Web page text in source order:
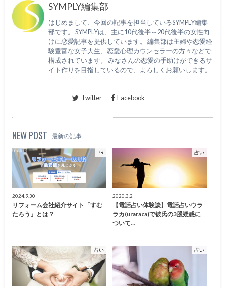
SYMPLY編集部
はじめまして、今回の記事を担当しているSYMPLY編集
部です。 SYMPLYは、主に10代後半～20代後半の女性向
けに恋愛記事を提供しています。 編集部は主婦や恋愛経
験豊富な女子大生、恋愛心理カウンセラーの方々などで
構成されています。 みなさんの恋愛の手助けができるサ
イト作りを目指しているので、よろしくお願いします。
Twitter Facebook
NEW POST 最新の記事
PR
2024.9.30
リフォーム会社紹介サイト「すむ
たろう」とは？
占い
2020.3.2
【電話占い体験談】電話占いウラ
ラカ(uraraca)で彼氏の3股疑惑に
ついて…
占い 占い